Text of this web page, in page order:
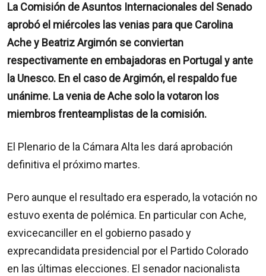
La Comisión de Asuntos Internacionales del Senado
aprobó el miércoles las venias para que Carolina
Ache y Beatriz Argimón se conviertan
respectivamente en embajadoras en Portugal y ante
la Unesco. En el caso de Argimón, el respaldo fue
unánime. La venia de Ache solo la votaron los
miembros frenteamplistas de la comisión.
El Plenario de la Cámara Alta les dará aprobación
definitiva el próximo martes.
Pero aunque el resultado era esperado, la votación no
estuvo exenta de polémica. En particular con Ache,
exvicecanciller en el gobierno pasado y
exprecandidata presidencial por el Partido Colorado
en las últimas elecciones. El senador nacionalista